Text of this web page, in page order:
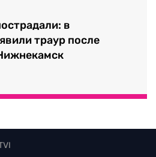
в
траур после